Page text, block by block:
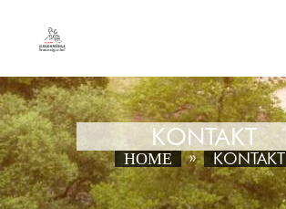
KONTAKT
HOME KONTAKT